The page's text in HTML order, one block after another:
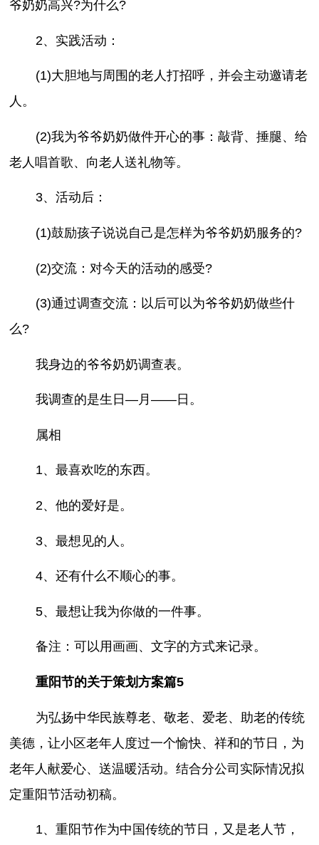
爷奶奶高兴?为什么?
2、实践活动：
(1)大胆地与周围的老人打招呼，并会主动邀请老
人。
(2)我为爷爷奶奶做件开心的事：敲背、捶腿、给
老人唱首歌、向老人送礼物等。
3、活动后：
(1)鼓励孩子说说自己是怎样为爷爷奶奶服务的?
(2)交流：对今天的活动的感受?
(3)通过调查交流：以后可以为爷爷奶奶做些什
么?
我身边的爷爷奶奶调查表。
我调查的是生日—月——日。
属相
1、最喜欢吃的东西。
2、他的爱好是。
3、最想见的人。
4、还有什么不顺心的事。
5、最想让我为你做的一件事。
备注：可以用画画、文字的方式来记录。
重阳节的关于策划方案篇5
为弘扬中华民族尊老、敬老、爱老、助老的传统
美德，让小区老年人度过一个愉快、祥和的节日，为
老年人献爱心、送温暖活动。结合分公司实际情况拟
定重阳节活动初稿。
1、重阳节作为中国传统的节日，又是老人节，